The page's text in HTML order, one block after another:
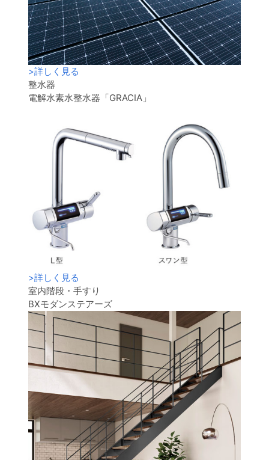
>詳しく見る
整水器
電解水素水整水器「GRACIA」
>詳しく見る
室内階段・手すり
BXモダンステアーズ